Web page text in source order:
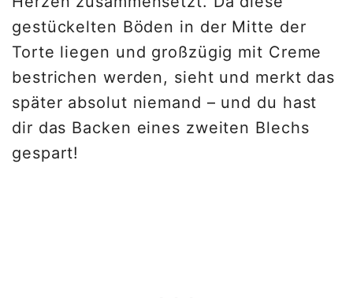
gestückelten Böden in der Mitte der
Torte liegen und großzügig mit Creme
bestrichen werden, sieht und merkt das
später absolut niemand – und du hast
dir das Backen eines zweiten Blechs
gespart!